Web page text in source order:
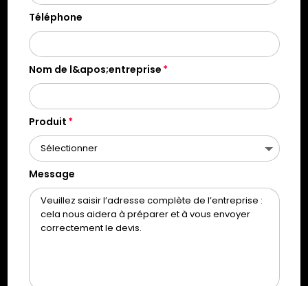
Téléphone
Nom de l&apos;entreprise
Produit
Message